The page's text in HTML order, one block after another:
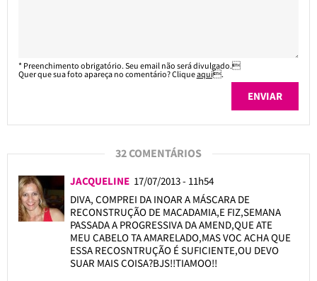
* Preenchimento obrigatório. Seu email não será divulgado.
Quer que sua foto apareça no comentário? Cliqueaqui.
32 COMENTÁRIOS
JACQUELINE 17/07/2013 - 11h54
DIVA, COMPREI DA INOAR A MÁSCARA DE
RECONSTRUÇÃO DE MACADAMIA,E FIZ,SEMANA
PASSADA A PROGRESSIVA DA AMEND,QUE ATE
MEU CABELO TA AMARELADO,MAS VOC ACHA QUE
ESSA RECOSNTRUÇÃO É SUFICIENTE,OU DEVO
SUAR MAIS COISA?BJS!!TIAMOO!!